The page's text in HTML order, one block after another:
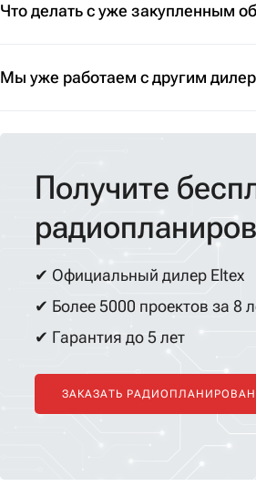
Что делать с уже закупленным
Мы уже работаем с другим
Получите
✔ Официальный дилер Eltex
✔ Более 5000 проектов за 8
✔ Гарантия до 5 лет
ЗАКАЗАТЬ